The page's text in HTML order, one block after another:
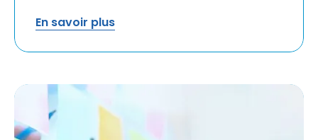
En savoir plus